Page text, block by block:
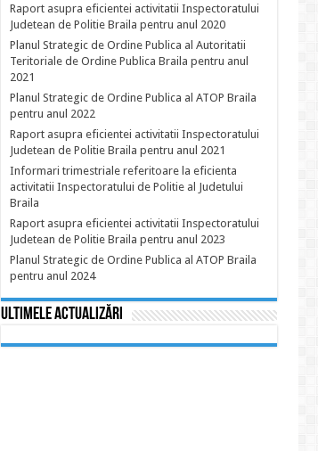
Raport asupra eficientei activitatii Inspectoratului
Judetean de Politie Braila pentru anul 2020
Planul Strategic de Ordine Publica al Autoritatii
Teritoriale de Ordine Publica Braila pentru anul
2021
Planul Strategic de Ordine Publica al ATOP Braila
pentru anul 2022
Raport asupra eficientei activitatii Inspectoratului
Judetean de Politie Braila pentru anul 2021
Informari trimestriale referitoare la eficienta
activitatii Inspectoratului de Politie al Judetului
Braila
Raport asupra eficientei activitatii Inspectoratului
Judetean de Politie Braila pentru anul 2023
Planul Strategic de Ordine Publica al ATOP Braila
pentru anul 2024
Ultimele actualizări